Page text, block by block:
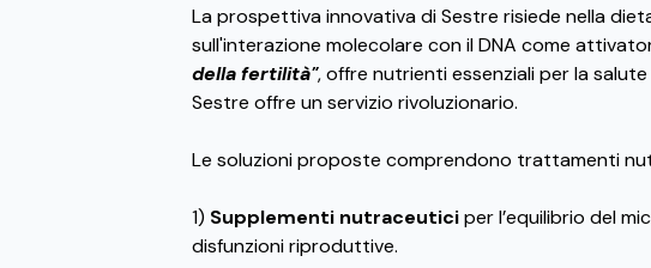
La prospettiva innovativa di Sestre risiede nella
sull'interazione molecolare con il DNA come
della fertilità", offre nutrienti essenziali per la
Sestre offre un servizio rivoluzionario.
Le soluzioni proposte comprendono trattamenti
1) Supplementi nutraceuticiper l’equilibrio del
disfunzioni riproduttive.